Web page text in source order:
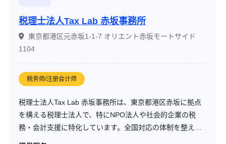
税理士法人Tax Lab 赤坂事務所
東京都港区元赤坂1-1-7 オリエント赤坂モートサイド
1104
税务师/注册会计师
税理士法人Tax Lab 赤坂事務所は、東京都港区赤坂に拠点
を構える税理士法人で、特にNPO法人や社会的企業の税
務・会計支援に特化しています。全国対応の体制を整え、
設立から運営、助成金申請、税務申告まで、幅広いサービ